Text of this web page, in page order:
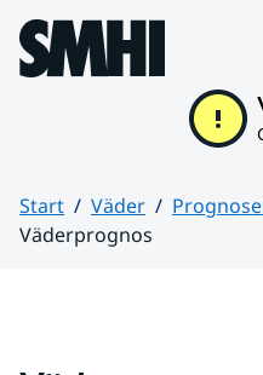
Hoppa till sidans innehåll
Start Väder
Väderprognos